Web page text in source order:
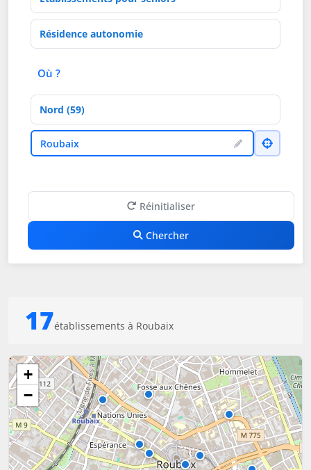
Activités de soins
Où ?
Département
VilleRoubaix
Réinitialiser
Chercher
17établissements à Roubaix
+
−